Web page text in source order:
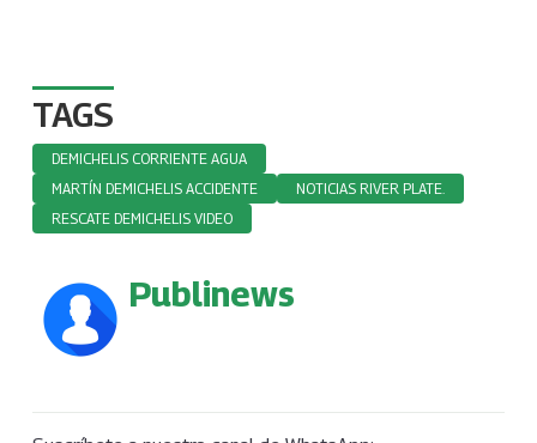
TAGS
DEMICHELIS CORRIENTE AGUA
MARTÍN DEMICHELIS ACCIDENTE
NOTICIAS RIVER PLATE.
RESCATE DEMICHELIS VIDEO
Publinews